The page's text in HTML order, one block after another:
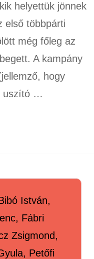
helyettük jönnek
első többpárti
még főleg az
A kampány
hogy
uszító …
István,
Fábri
Zsigmond,
Petőfi